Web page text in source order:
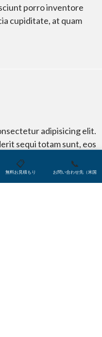
ーション
porro inventore
cupiditate, at quam
adipisicing elit.
sequi totam sunt, eos
porro inventore
cupiditate, at quam
📋
無料お見積もり
📞
お問い合わせ先（米国